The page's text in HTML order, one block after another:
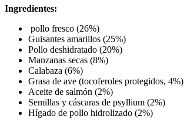
Ingredientes:
pollo fresco (26%)
Guisantes amarillos (25%)
Pollo deshidratado (20%)
Manzanas secas (8%)
Calabaza (6%)
Grasa de ave (tocoferoles protegidos, 4%)
Aceite de salmón (2%)
Semillas y cáscaras de psyllium (2%)
Hígado de pollo hidrolizado (2%)